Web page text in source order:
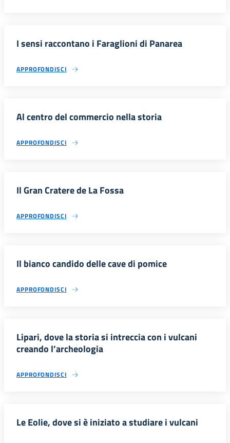
I sensi raccontano i Faraglioni di Panarea
APPROFONDISCI
Al centro del commercio nella storia
APPROFONDISCI
Il Gran Cratere de La Fossa
APPROFONDISCI
Il bianco candido delle cave di pomice
APPROFONDISCI
Lipari, dove la storia si intreccia con i vulcani
creando l’archeologia
APPROFONDISCI
Le Eolie, dove si è iniziato a studiare i vulcani